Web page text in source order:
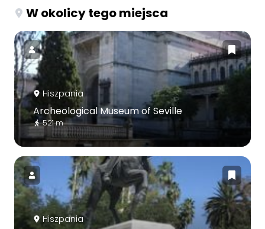
W okolicy tego miejsca
Hiszpania
Archeological Museum of Seville
521 m
Hiszpania